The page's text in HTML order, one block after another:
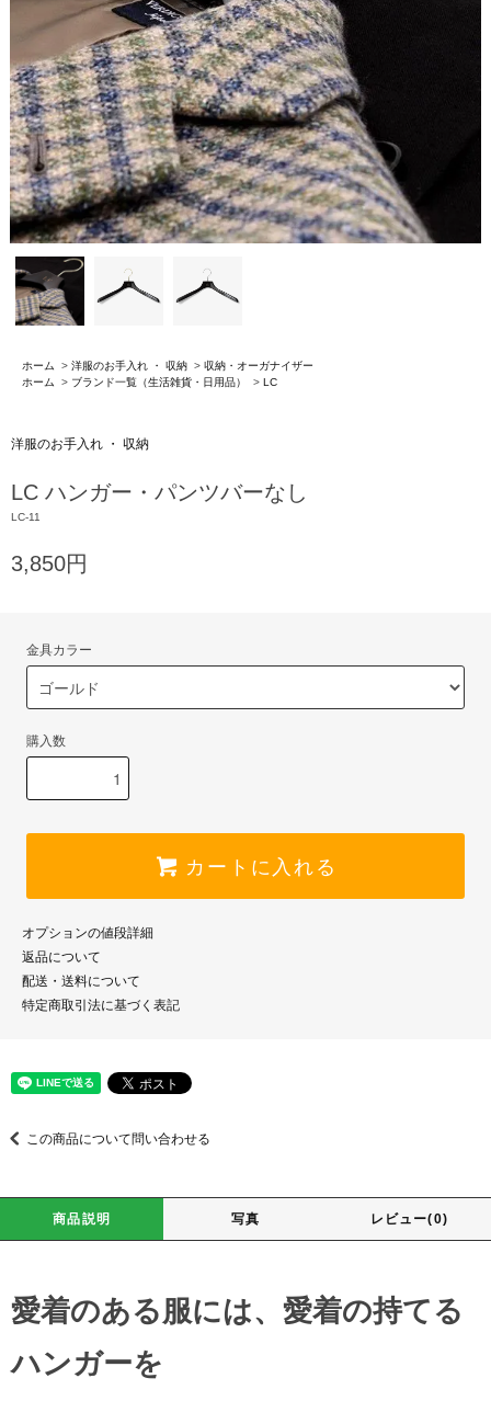
ホーム > 洋服のお手入れ ・ 収納 > 収納・オーガナイザー
ホーム
> ブランド一覧（生活雑貨・日用品） > LC
洋服のお手入れ ・ 収納
LC ハンガー・パンツバーなし
LC-11
3,850円
金具カラー
購入数
カートに入れる
オプションの値段詳細
返品について
配送・送料について
特定商取引法に基づく表記
この商品について問い合わせる
商品説明 写真 レビュー(0)
愛着のある服には、愛着の持てる
ハンガーを